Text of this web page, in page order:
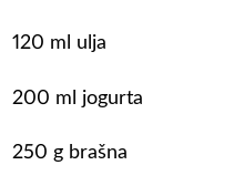
120 ml ulja
200 ml jogurta
250 g brašna